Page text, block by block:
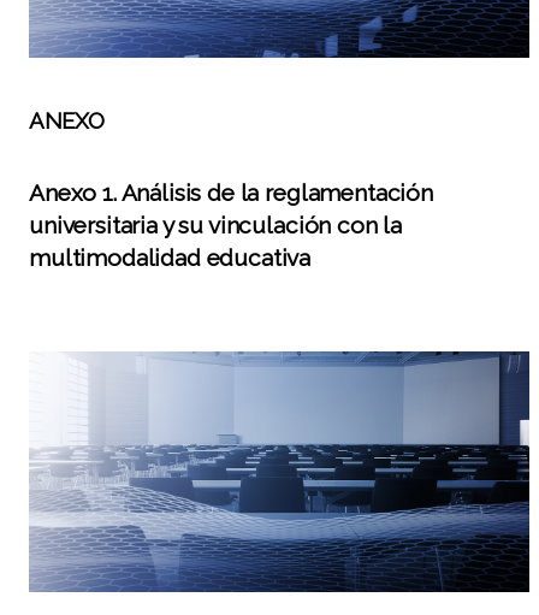
ANEXO
Anexo 1. Análisis de la reglamentación
universitaria y su vinculación con la
multimodalidad educativa